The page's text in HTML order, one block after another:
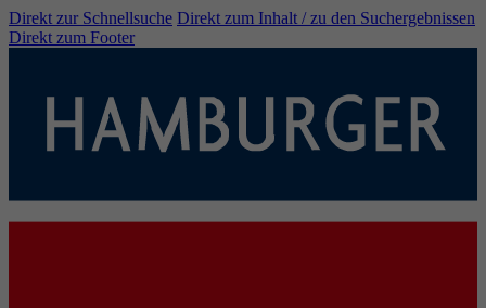
Direkt zur Schnellsuche Direkt zum Inhalt / zu den Suchergebnissen
Direkt zum Footer